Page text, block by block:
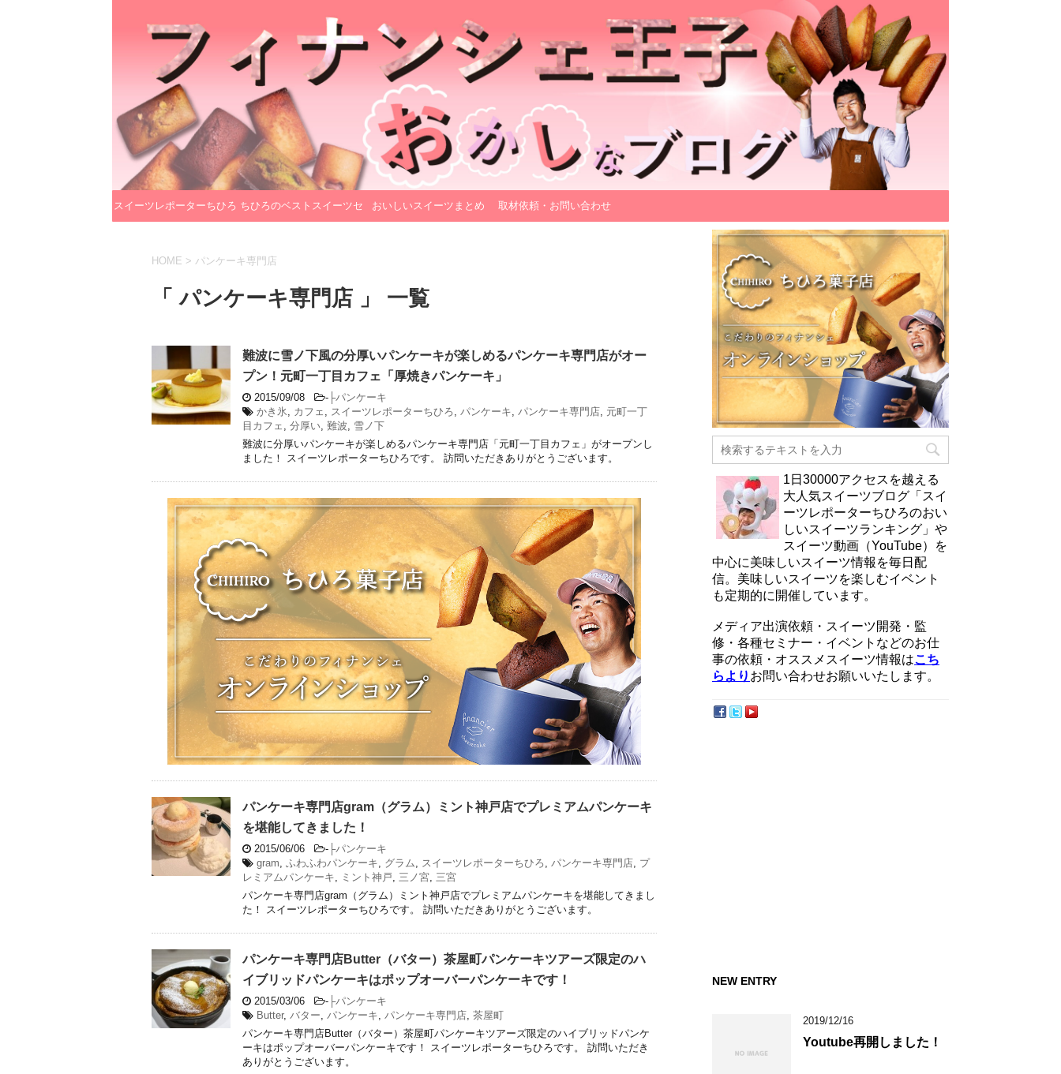
スイーツレポーターちひろ ちひろのベストスイーツセ おいしいスイーツまとめ 取材依頼・お問い合わせ
HOME > パンケーキ専門店
「 パンケーキ専門店 」 一覧
難波に雪ノ下風の分厚いパンケーキが楽しめるパンケーキ専門店がオー
プン！元町一丁目カフェ「厚焼きパンケーキ」
2015/09/08 - ├パンケーキ
かき氷
カフェ スイーツレポーターちひろ パンケーキ パンケーキ専門店 元町一丁
目カフェ
分厚い 難波
雪ノ下
難波に分厚いパンケーキが楽しめるパンケーキ専門店「元町一丁目カフェ」がオープンし
ました！ スイーツレポーターちひろです。 訪問いただきありがとうございます。
パンケーキ専門店gram（グラム）ミント神戸店でプレミアムパンケーキ
を堪能してきました！
2015/06/06 - ├パンケーキ
gram ふわふわパンケーキ グラム スイーツレポーターちひろ パンケーキ専門店 プ
レミアムパンケーキ
ミント神戸 三ノ宮 三宮
パンケーキ専門店gram（グラム）ミント神戸店でプレミアムパンケーキを堪能してきまし
た！ スイーツレポーターちひろです。 訪問いただきありがとうございます。
パンケーキ専門店Butter（バター）茶屋町パンケーキツアーズ限定のハ
イブリッドパンケーキはポップオーバーパンケーキです！
2015/03/06 - ├パンケーキ
Butter, バター パンケーキ パンケーキ専門店 茶屋町
パンケーキ専門店Butter（バター）茶屋町パンケーキツアーズ限定のハイブリッドパンケ
ーキはポップオーバーパンケーキです！ スイーツレポーターちひろです。 訪問いただき
ありがとうございます。
1日30000アクセスを越える
大人気スイーツブログ「スイ
ーツレポーターちひろのおい
しいスイーツランキング」や
スイーツ動画（YouTube）を
中心に美味しいスイーツ情報を毎日配
信。美味しいスイーツを楽しむイベント
も定期的に開催しています。
メディア出演依頼・スイーツ開発・監
修・各種セミナー・イベントなどのお仕
事の依頼・オススメスイーツ情報はこち
らより お問い合わせお願いいたします。
NEW ENTRY
2019/12/16
Youtube再開しました！